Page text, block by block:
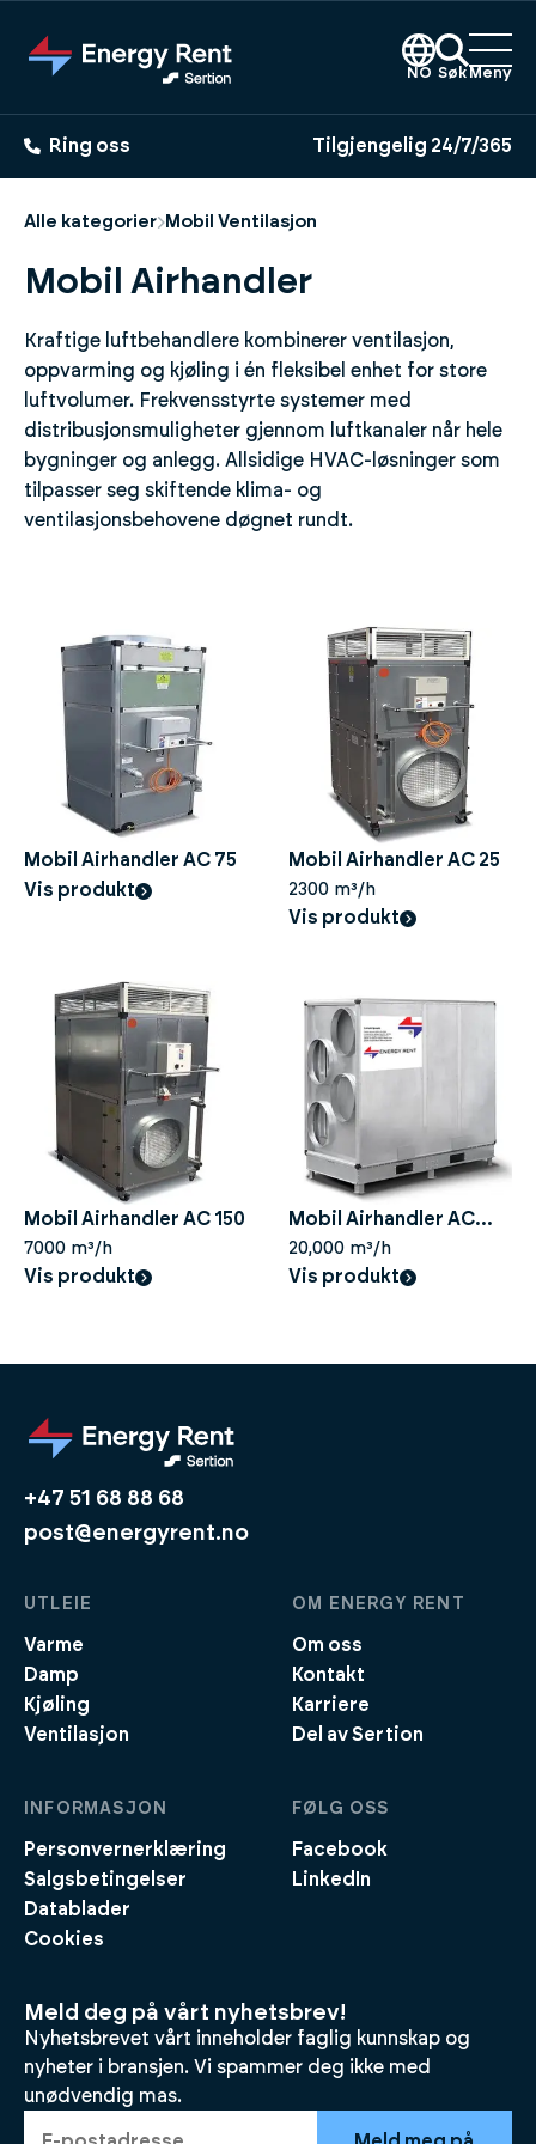
hovedinnhold
NO Søk Meny
Ring oss Tilgjengelig 24/7/365
Alle kategorier Mobil Ventilasjon
Mobil Airhandler
Kraftige luftbehandlere kombinerer ventilasjon,
oppvarming og kjøling i én fleksibel enhet for store
luftvolumer. Frekvensstyrte systemer med
distribusjonsmuligheter gjennom luftkanaler når hele
bygninger og anlegg. Allsidige HVAC-løsninger som
tilpasser seg skiftende klima- og
ventilasjonsbehovene døgnet rundt.
Mobil Airhandler AC 75
Vis produkt
Mobil Airhandler AC 25
2300 m³/h
Vis produkt
Mobil Airhandler AC 150
7000 m³/h
Vis produkt
Mobil Airhandler AC
450
20,000 m³/h
Vis produkt
+47 51 68 88 68
post@energyrent.no
UTLEIE
Varme
Damp
Kjøling
Ventilasjon
OM ENERGY RENT
Om oss
Kontakt
Karriere
Del av Sertion
INFORMASJON
Personvernerklæring
Salgsbetingelser
Datablader
Cookies
FØLG OSS
Facebook
LinkedIn
Meld deg på vårt nyhetsbrev!
Nyhetsbrevet vårt inneholder faglig kunnskap og
nyheter i bransjen. Vi spammer deg ikke med
unødvendig mas.